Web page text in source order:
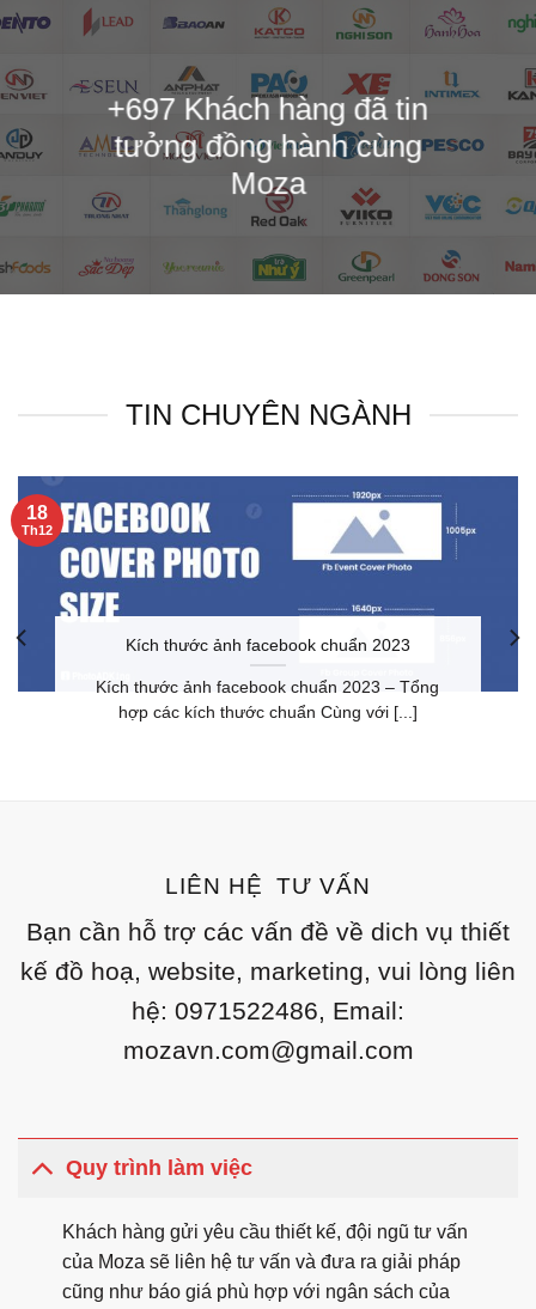
+697 Khách hàng đã tin
tưởng đồng hành cùng
Moza
TIN CHUYÊN NGÀNH
Kích thước ảnh facebook chuẩn 2023
Kích thước ảnh facebook chuẩn 2023 – Tổng
hợp các kích thước chuẩn Cùng với [...]
18
Th12
LIÊN HỆ TƯ VẤN
Bạn cần hỗ trợ các vấn đề về dich vụ thiết
kế đồ hoạ, website, marketing, vui lòng liên
hệ: 0971522486, Email:
mozavn.com@gmail.com
Quy trình làm việc
Khách hàng gửi yêu cầu thiết kế, đội ngũ tư vấn
của Moza sẽ liên hệ tư vấn và đưa ra giải pháp
cũng như báo giá phù hợp với ngân sách của